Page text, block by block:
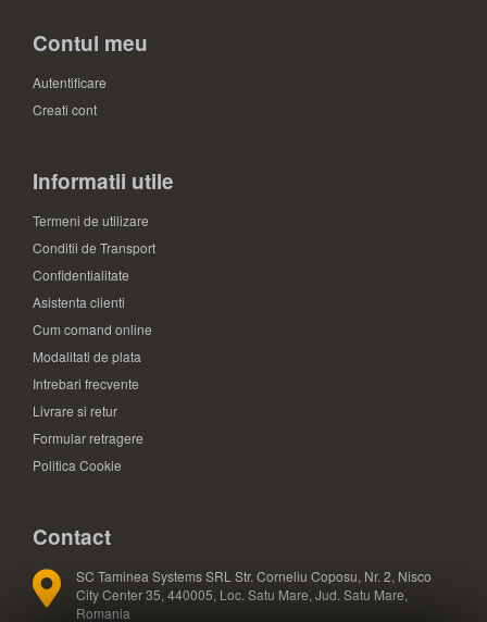
Contul meu
Autentificare
Creati cont
Informatii utile
Termeni de utilizare
Conditii de Transport
Confidentialitate
Asistenta clienti
Cum comand online
Modalitati de plata
Intrebari frecvente
Livrare si retur
Formular retragere
Politica Cookie
Contact
SC Taminea Systems SRL Str. Corneliu Coposu, Nr. 2, Nisco
City Center 35, 440005, Loc. Satu Mare, Jud. Satu Mare,
Romania